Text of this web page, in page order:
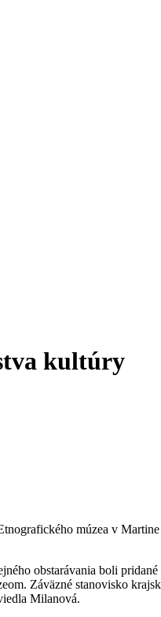
kultúry
múzea v
obstarávania boli pridané
Záväzné stanovisko
Milanová.